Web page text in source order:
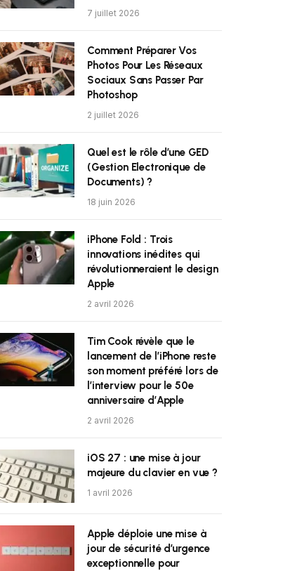
7 juillet 2026
Comment Préparer Vos
Photos Pour Les Réseaux
Sociaux Sans Passer Par
Photoshop
2 juillet 2026
Quel est le rôle d’une GED
(Gestion Electronique de
Documents) ?
18 juin 2026
iPhone Fold : Trois
innovations inédites qui
révolutionneraient le design
Apple
2 avril 2026
Tim Cook révèle que le
lancement de l’iPhone reste
son moment préféré lors de
l’interview pour le 50e
anniversaire d’Apple
2 avril 2026
iOS 27 : une mise à jour
majeure du clavier en vue ?
1 avril 2026
Apple déploie une mise à
jour de sécurité d’urgence
exceptionnelle pour